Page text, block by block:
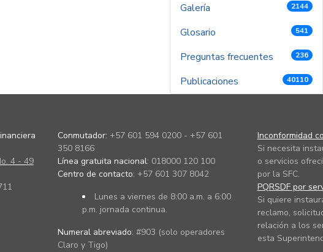
Galería 2144
Glosario 541
Preguntas frecuentes 236
Publicaciones 40110
4 - 49
Conmutador: +57 601 594 0200 - +57 601
350 8166
Línea gratuita nacional: 018000 120 100
Centro de contacto: +57 601 307 8042
Lunes a viernes de 8:00 a.m. a 6:00
p.m. jornada continua.
Numeral abreviado: #903 (solo operadores
Claro y Tigo)
Inconformidad
Si necesita
o servicios
por la SFC.
PQRSDF por
Si quiere
reclamo,
relación a los
esta